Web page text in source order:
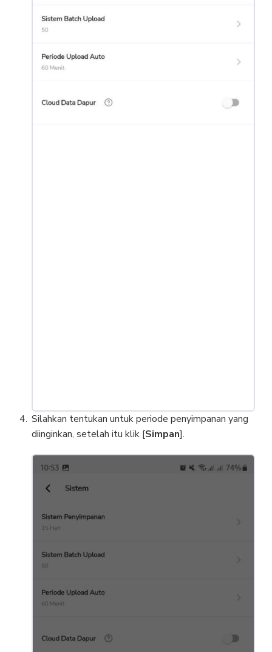
Silahkan tentukan untuk periode penyimpanan yang
diinginkan, setelah itu klik [Simpan].